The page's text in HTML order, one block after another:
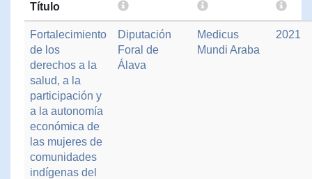
Título
Fortalecimiento
de los
derechos a la
salud, a la
participación y
a la autonomía
económica de
las mujeres de
comunidades
indígenas del
Diputación
Foral de
Álava
Medicus
Mundi Araba
2021